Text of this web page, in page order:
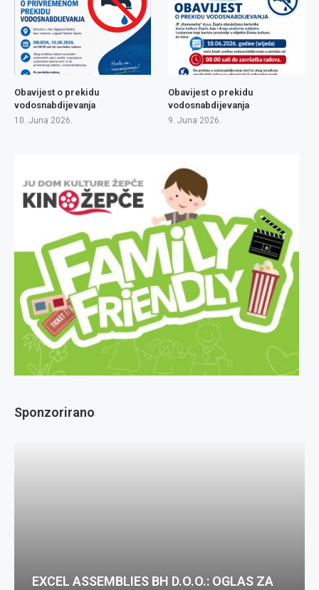
Obavijest o prekidu
vodosnabdijevanja
10. Juna 2026.
Obavijest o prekidu
vodosnabdijevanja
9. Juna 2026.
Sponzorirano
EXCEL ASSEMBLIES BH D.O.O.: OGLAS ZA